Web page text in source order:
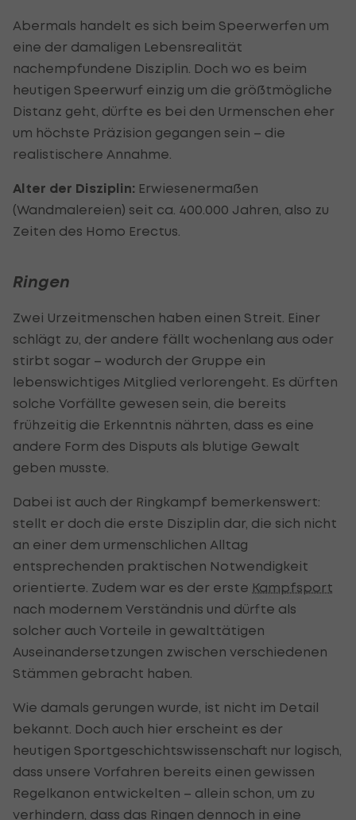
Abermals handelt es sich beim Speerwerfen um
eine der damaligen Lebensrealität
nachempfundene Disziplin. Doch wo es beim
heutigen Speerwurf einzig um die größtmögliche
Distanz geht, dürfte es bei den Urmenschen eher
um höchste Präzision gegangen sein – die
realistischere Annahme.
Alter der Disziplin: Erwiesenermaßen
(Wandmalereien) seit ca. 400.000 Jahren, also zu
Zeiten des Homo Erectus.
Ringen
Zwei Urzeitmenschen haben einen Streit. Einer
schlägt zu, der andere fällt wochenlang aus oder
stirbt sogar – wodurch der Gruppe ein
lebenswichtiges Mitglied verlorengeht. Es dürften
solche Vorfällte gewesen sein, die bereits
frühzeitig die Erkenntnis nährten, dass es eine
andere Form des Disputs als blutige Gewalt
geben musste.
Dabei ist auch der Ringkampf bemerkenswert:
stellt er doch die erste Disziplin dar, die sich nicht
an einer dem urmenschlichen Alltag
entsprechenden praktischen Notwendigkeit
orientierte. Zudem war es der erste Kampfsport
nach modernem Verständnis und dürfte als
solcher auch Vorteile in gewalttätigen
Auseinandersetzungen zwischen verschiedenen
Stämmen gebracht haben.
Wie damals gerungen wurde, ist nicht im Detail
bekannt. Doch auch hier erscheint es der
heutigen Sportgeschichtswissenschaft nur logisch,
dass unsere Vorfahren bereits einen gewissen
Regelkanon entwickelten – allein schon, um zu
verhindern, dass das Ringen dennoch in eine